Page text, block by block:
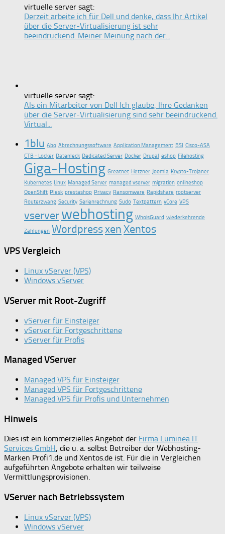
virtuelle server sagt:
Derzeit arbeite ich für Dell und denke, dass Ihr Artikel
über die Server-Virtualisierung ist sehr
beeindruckend. Meiner Meinung nach der...
virtuelle server sagt:
Als ein Mitarbeiter von Dell Ich glaube, Ihre Gedanken
über die Server-Virtualisierung sind sehr beeindruckend.
Virtual...
1blu Abo Abrechnungssoftware Application Management BSI Cisco-ASA
CTB - Locker Datenleck Dedicated Server Docker Drupal eshop Filehosting
Giga-Hosting Greatnet Hetzner Joomla Krypto-Trojaner
Kubernetes Linux Managed Server managed vserver migration onlineshop
OpenShift Plesk prestashop Privacy Ransomware Rapidshare rootserver
Routerzwang Security Serienrechnung Sudo Textpattern vCore VPS
vserverwebhosting WhoisGuard wiederkehrende
Zahlungen WordpressxenXentos
VPS Vergleich
Linux vServer (VPS)
Windows vServer
VServer mit Root-Zugriff
vServer für Einsteiger
vServer für Fortgeschrittene
vServer für Profis
Managed VServer
Managed VPS für Einsteiger
Managed VPS für Fortgeschrittene
Managed VPS für Profis und Unternehmen
Hinweis
Dies ist ein kommerzielles Angebot der Firma Luminea IT
Services GmbH, die u. a. selbst Betreiber der Webhosting-
Marken Profi1.de und Xentos.de ist. Für die in Vergleichen
aufgeführten Angebote erhalten wir teilweise
Vermittlungsprovisionen.
VServer nach Betriebssystem
Linux vServer (VPS)
Windows vServer